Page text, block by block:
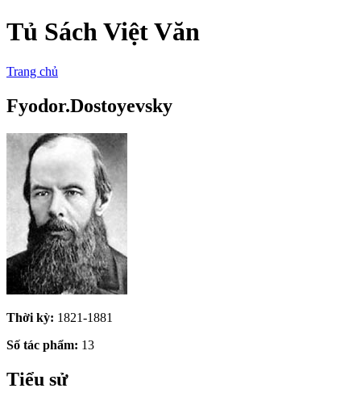
Tủ Sách Việt Văn
Trang chủ
Fyodor.Dostoyevsky
Thời kỳ: 1821-1881
Số tác phẩm: 13
Tiểu sử